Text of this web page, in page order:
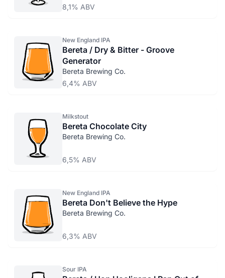
8,1% ABV
New England IPA
Bereta / Dry & Bitter - Groove
Generator
Bereta Brewing Co.
6,4% ABV
Milkstout
Bereta Chocolate City
Bereta Brewing Co.
6,5% ABV
New England IPA
Bereta Don't Believe the Hype
Bereta Brewing Co.
6,3% ABV
Sour IPA